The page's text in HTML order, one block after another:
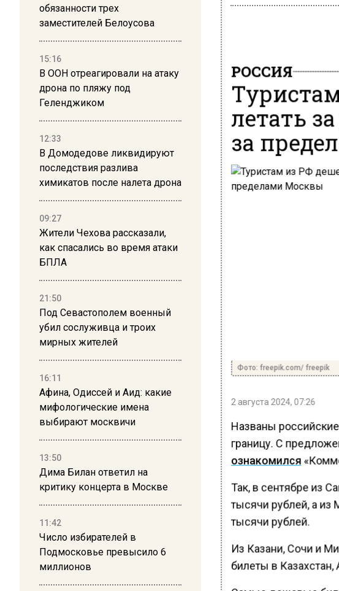
обязанности трех
заместителей Белоусова
15:16
В ООН отреагировали на атаку
дрона по пляжу под
Геленджиком
12:33
В Домодедове ликвидируют
последствия разлива
химикатов после налета дрона
09:27
Жители Чехова рассказали,
как спасались во время атаки
БПЛА
21:50
Под Севастополем военный
убил сослуживца и троих
мирных жителей
16:11
Афина, Одиссей и Аид: какие
мифологические имена
выбирают москвичи
13:50
Дима Билан ответил на
критику концерта в Москве
11:42
Число избирателей в
Подмосковье превысило 6
миллионов
РОССИЯ
летать
за
Фото: freepik.com/ freepik
2 августа 2024, 07:26
Названы
границу. С
ознакомился
Так, в сентябре из
тысячи рублей, а из
тысячи рублей.
Из Казани, Сочи и
билеты в